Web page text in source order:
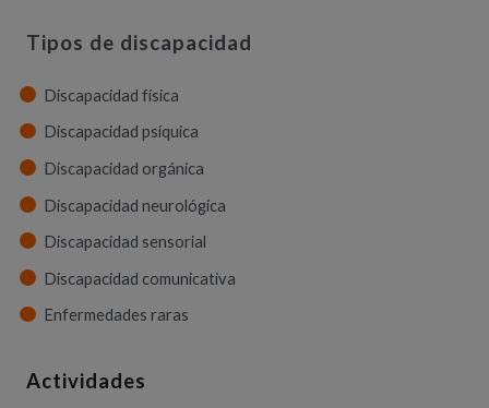
Tipos de discapacidad
Discapacidad física
Discapacidad psíquica
Discapacidad orgánica
Discapacidad neurológica
Discapacidad sensorial
Discapacidad comunicativa
Enfermedades raras
Actividades